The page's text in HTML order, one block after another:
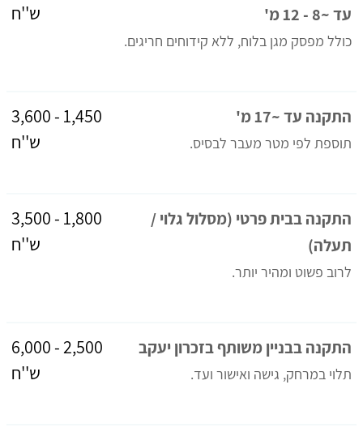
עד ~8 - 12 מ'
כולל מפסק מגן בלוח, ללא קידוחים חריגים.
ש''ח
התקנה עד ~17 מ'
תוספת לפי מטר מעבר לבסיס.
1,450 - 3,600
ש''ח
התקנה בבית פרטי (מסלול גלוי /
תעלה)
לרוב פשוט ומהיר יותר.
1,800 - 3,500
ש''ח
התקנה בבניין משותף בזכרון יעקב
תלוי במרחק, גישה ואישור ועד.
2,500 - 6,000
ש''ח